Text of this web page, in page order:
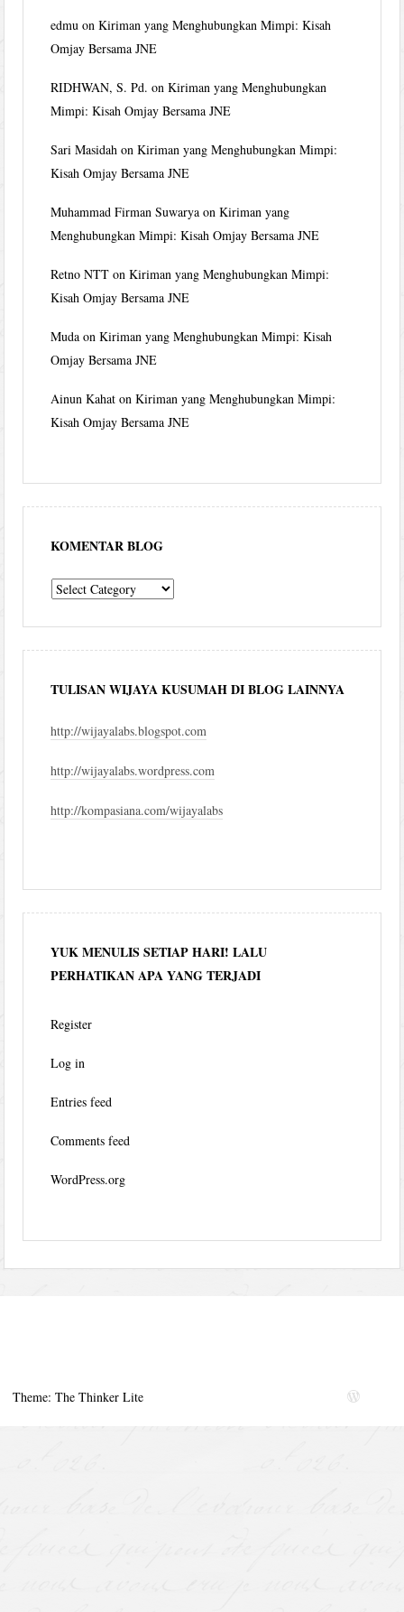
edmu onKiriman yang Menghubungkan Mimpi: Kisah
Omjay Bersama JNE
RIDHWAN, S. Pd. onKiriman yang Menghubungkan
Mimpi: Kisah Omjay Bersama JNE
Sari Masidah onKiriman yang Menghubungkan Mimpi:
Kisah Omjay Bersama JNE
Muhammad Firman Suwarya onKiriman yang
Menghubungkan Mimpi: Kisah Omjay Bersama JNE
Retno NTT onKiriman yang Menghubungkan Mimpi:
Kisah Omjay Bersama JNE
Muda onKiriman yang Menghubungkan Mimpi: Kisah
Omjay Bersama JNE
Ainun Kahat onKiriman yang Menghubungkan Mimpi:
Kisah Omjay Bersama JNE
KOMENTAR BLOG
komentar
TULISAN WIJAYA KUSUMAH DI BLOG LAINNYA
http://wijayalabs.blogspot.com
http://wijayalabs.wordpress.com
http://kompasiana.com/wijayalabs
YUK MENULIS SETIAP HARI! LALU
PERHATIKAN APA YANG TERJADI
Register
Log in
Entries feed
Comments feed
WordPress.org
Theme: The Thinker Lite